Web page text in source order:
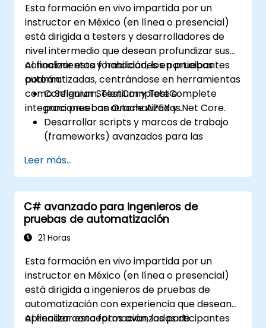
Esta formación en vivo impartida por un
instructor en México (en línea o presencial)
está dirigida a testers y desarrolladores de
nivel intermedio que desean profundizar sus
conocimientos y habilidades en pruebas
automatizadas, centrándose en herramientas
como Selenium, TestComplete e
integraciones con Oracle APEX y .Net Core.
Al finalizar esta formación, los participantes
podrán:
Configurar Selenium y TestComplete
para pruebas automatizadas.
Desarrollar scripts y marcos de trabajo
(frameworks) avanzados para las
Integrar las pruebas automatizadas con
aplicaciones Oracle APEX y .Net Core.
Aplicar técnicas de aprendizaje
automático (machine learning) para
mejorar la automatización de pruebas.
Realizar la transición desde pruebas
de manera efectiva.
Gestionar proyectos de pruebas
subcontratadas y mantener los
estándares de calidad.
Leer más...
C# avanzado para ingenieros de
pruebas de automatización
21 Horas
Esta formación en vivo impartida por un
instructor en México (en línea o presencial)
está dirigida a ingenieros de pruebas de
automatización con experiencia que desean
aprender conceptos avanzados de
Al finalizar esta formación, los participantes